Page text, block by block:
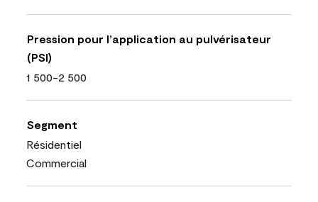
Pression pour l’application au pulvérisateur
(PSI)
1 500-2 500
Segment
Résidentiel
Commercial